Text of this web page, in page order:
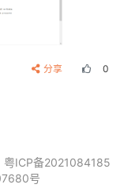
分享 0
粤ICP备2021084185
号